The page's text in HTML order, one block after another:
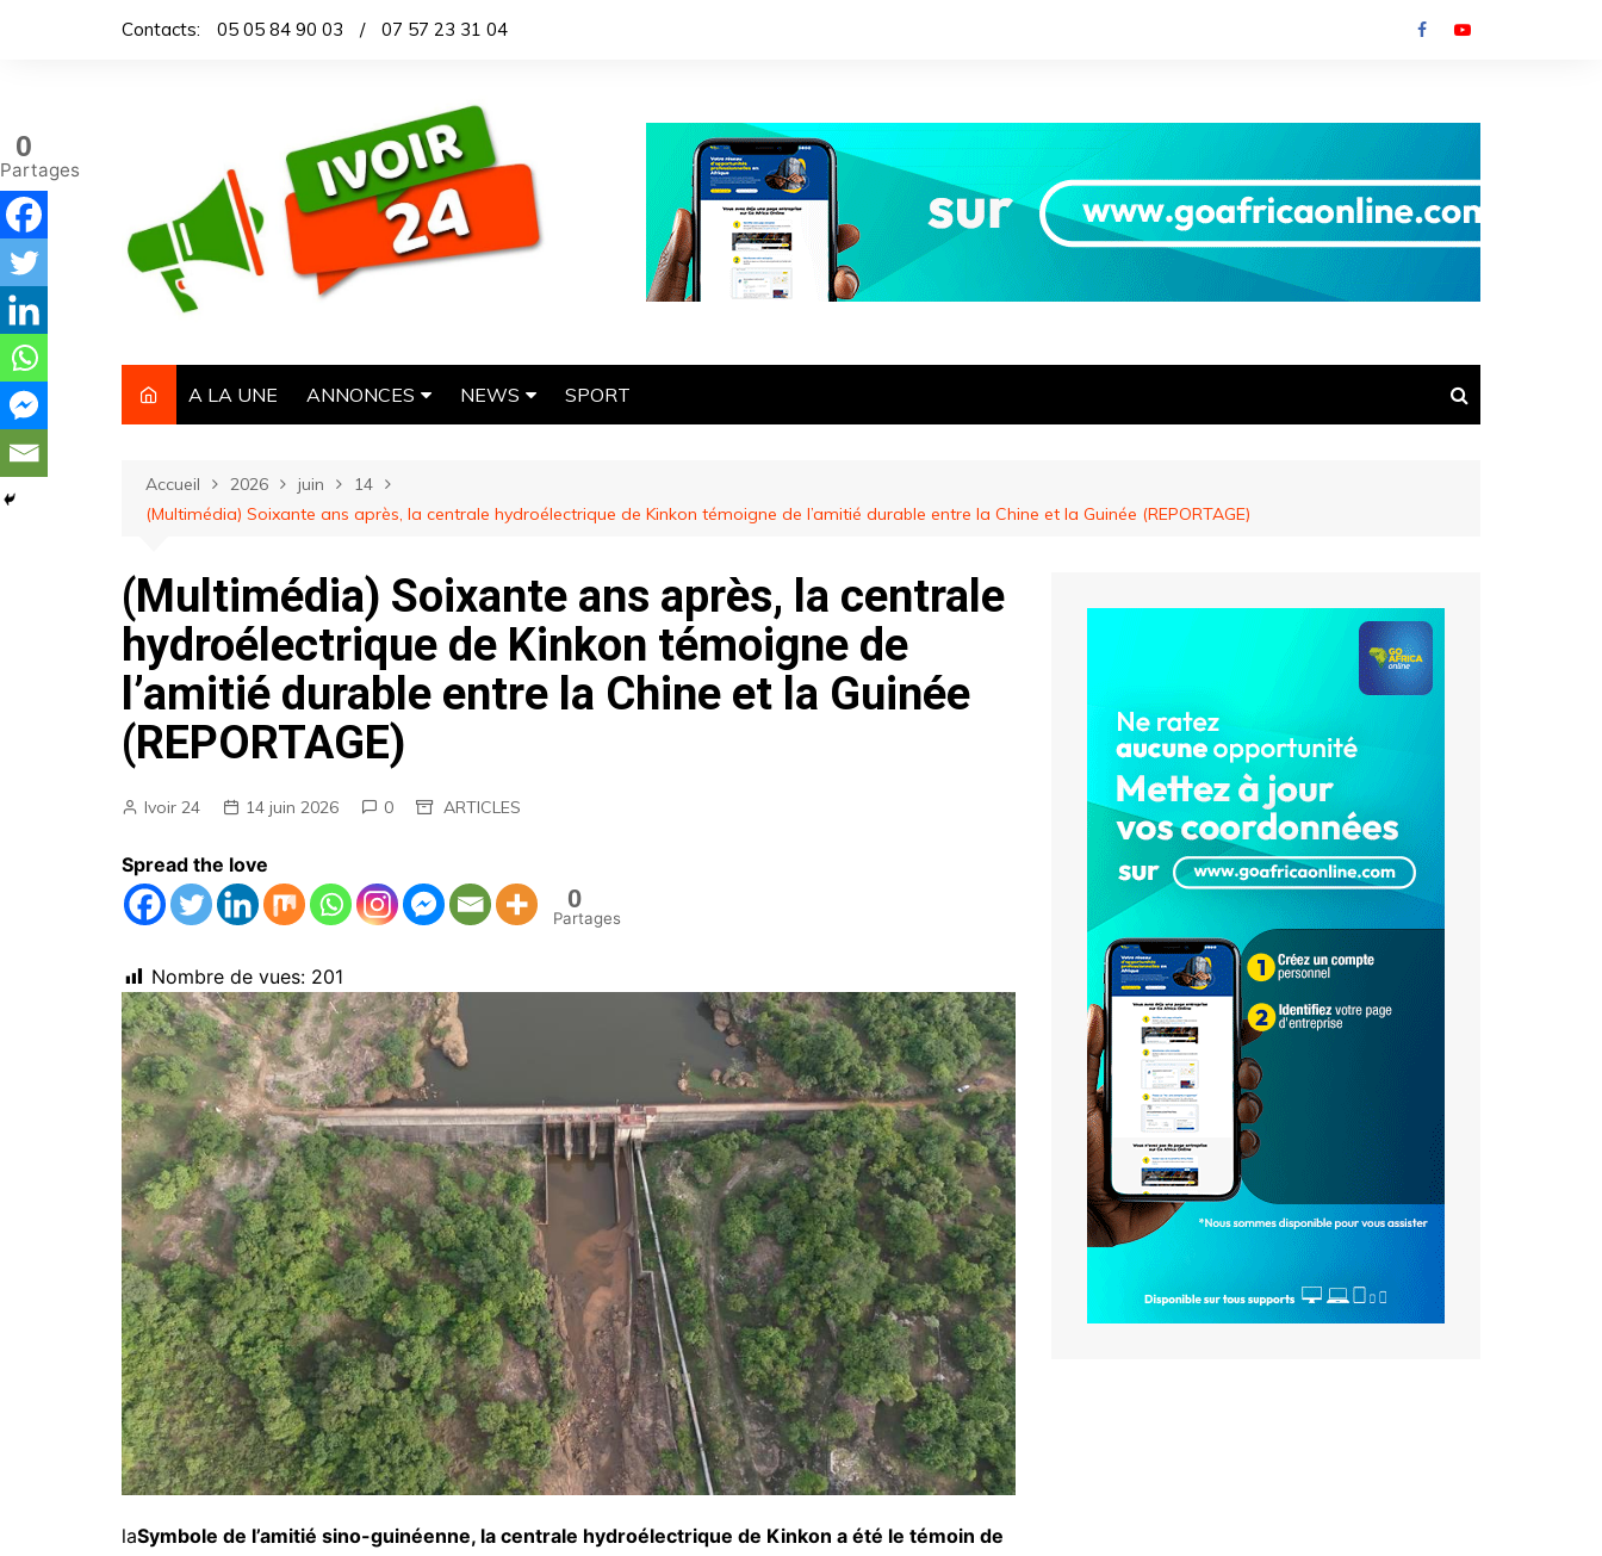
Contacts: 05 05 84 90 03 / 07 57 23 31 04
A LA UNE ANNONCES
AUTOMOBILE
NECROLOGIE
AGENDA
EMPLOIS
MARCHES PUBLICS
ANNONCES LEGALES
NEWS
ARTICLES
ART ET CULTURE
POLITIQUE
SPORT
Accueil 2026 juin
14
(Multimédia) Soixante ans après, la centrale hydroélectrique de Kinkon témoigne de l’amitié durable entre la Chine et la Guinée (REPORTAGE)
(Multimédia) Soixante ans après, la centrale
hydroélectrique de Kinkon témoigne de
l’amitié durable entre la Chine et la Guinée
(REPORTAGE)
Ivoir 24 14 juin 2026 0 ARTICLES
Spread the love
0
Partages
Nombre de vues: 201
laSymbole de l’amitié sino-guinéenne, la centrale hydroélectrique de Kinkon a été le témoin de
0
Partages